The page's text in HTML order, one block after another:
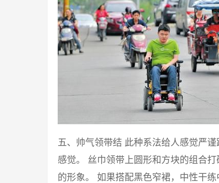
五、帅气领带结 此种系法给人感觉严
感觉。 丝巾领带上圆形和方块的组合
的形象。 如果搭配黑色窄裙，中性干